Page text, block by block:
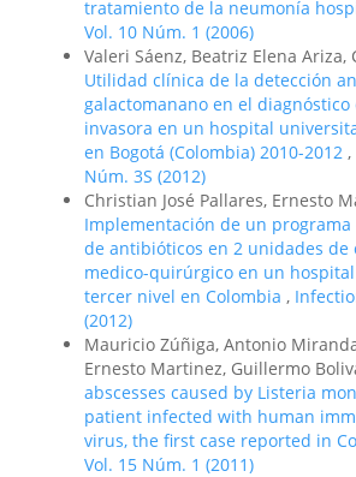
tratamiento de la neumonía
Vol. 10 Núm. 1 (2006)
Valeri Sáenz, Beatriz Elena Ariza,
Utilidad clínica de la detección
galactomanano en el
invasora en un hospital
en Bogotá (Colombia) 2010-2012 ,
Núm. 3S (2012)
Christian José Pallares, Ernesto
Implementación de un
de antibióticos en 2 unidades
medico-quirúrgico en un
tercer nivel en Colombia ,
(2012)
Mauricio Zúñiga, Antonio
Ernesto Martinez, Guillermo
abscesses caused by Listeria
patient infected with human
virus, the first case reported in
Vol. 15 Núm. 1 (2011)